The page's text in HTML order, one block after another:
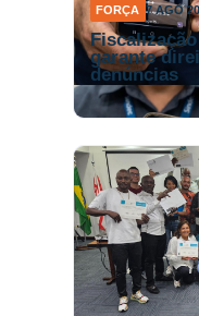
FORÇA 7 AGO
garante
denúncias